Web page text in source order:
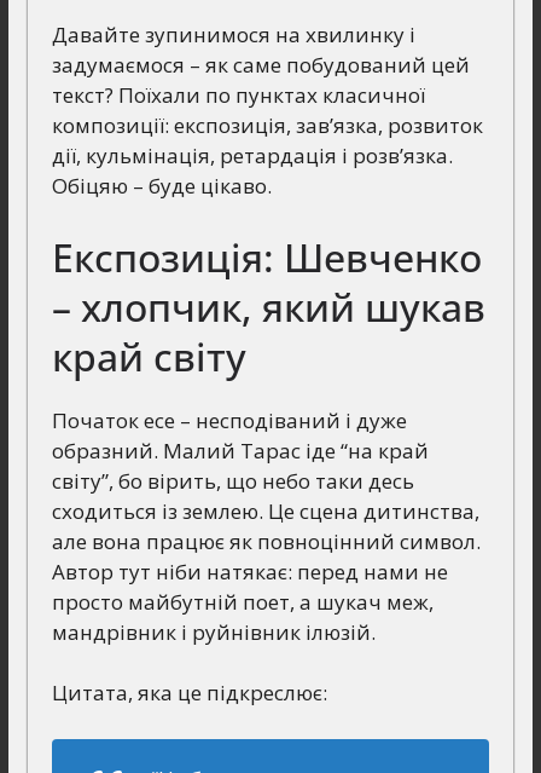
Давайте зупинимося на хвилинку і
задумаємося – як саме побудований цей
текст? Поїхали по пунктах класичної
композиції: експозиція, зав’язка, розвиток
дії, кульмінація, ретардація і розв’язка.
Обіцяю – буде цікаво.
Експозиція: Шевченко
– хлопчик, який шукав
край світу
Початок есе – несподіваний і дуже
образний. Малий Тарас іде “на край
світу”, бо вірить, що небо таки десь
сходиться із землею. Це сцена дитинства,
але вона працює як повноцінний символ.
Автор тут ніби натякає: перед нами не
просто майбутній поет, а шукач меж,
мандрівник і руйнівник ілюзій.
Цитата, яка це підкреслює: